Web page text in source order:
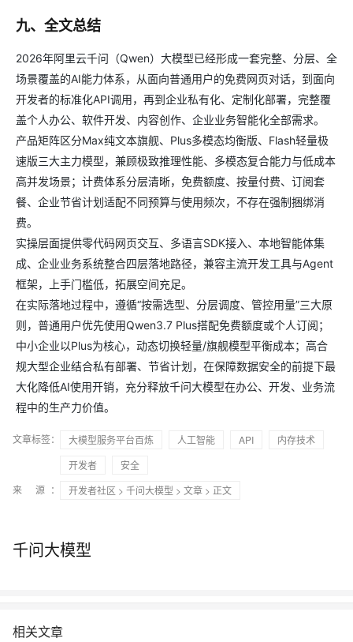
九、全文总结
2026年阿里云千问（Qwen）大模型已经形成一套完整、分层、全
场景覆盖的AI能力体系，从面向普通用户的免费网页对话，到面向
开发者的标准化API调用，再到企业私有化、定制化部署，完整覆
盖个人办公、软件开发、内容创作、企业业务智能化全部需求。
产品矩阵区分Max纯文本旗舰、Plus多模态均衡版、Flash轻量极
速版三大主力模型，兼顾极致推理性能、多模态复合能力与低成本
高并发场景；计费体系分层清晰，免费额度、按量付费、订阅套
餐、企业节省计划适配不同预算与使用频次，不存在强制捆绑消
费。
实操层面提供零代码网页交互、多语言SDK接入、本地智能体集
成、企业业务系统整合四层落地路径，兼容主流开发工具与Agent
框架，上手门槛低，拓展空间充足。
在实际落地过程中，遵循“按需选型、分层调度、管控用量”三大原
则，普通用户优先使用Qwen3.7 Plus搭配免费额度或个人订阅；
中小企业以Plus为核心，动态切换轻量/旗舰模型平衡成本；高合
规大型企业结合私有部署、节省计划，在保障数据安全的前提下最
大化降低AI使用开销，充分释放千问大模型在办公、开发、业务流
程中的生产力价值。
文章标签： 大模型服务平台百炼 人工智能 API
内存技术
开发者
安全
来 源：
开发者社区 > 千问大模型 > 文章 > 正文
千问大模型
相关文章